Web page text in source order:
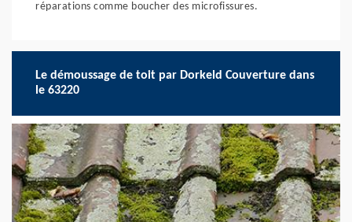
réparations comme boucher des microfissures.
Le démoussage de toit par Dorkeld Couverture dans
le 63220